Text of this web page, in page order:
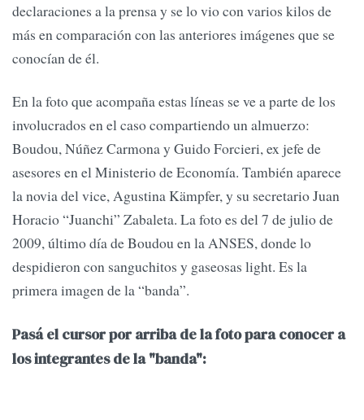
declaraciones a la prensa y se lo vio con varios kilos de
más en comparación con las anteriores imágenes que se
conocían de él.
En la foto que acompaña estas líneas se ve a parte de los
involucrados en el caso compartiendo un almuerzo:
Boudou, Núñez Carmona y Guido Forcieri, ex jefe de
asesores en el Ministerio de Economía. También aparece
la novia del vice, Agustina Kämpfer, y su secretario Juan
Horacio “Juanchi” Zabaleta. La foto es del 7 de julio de
2009, último día de Boudou en la ANSES, donde lo
despidieron con sanguchitos y gaseosas light. Es la
primera imagen de la “banda”.
Pasá el cursor por arriba de la foto para conocer a
los integrantes de la "banda":